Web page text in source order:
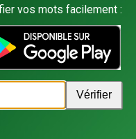
vos mots facilement :